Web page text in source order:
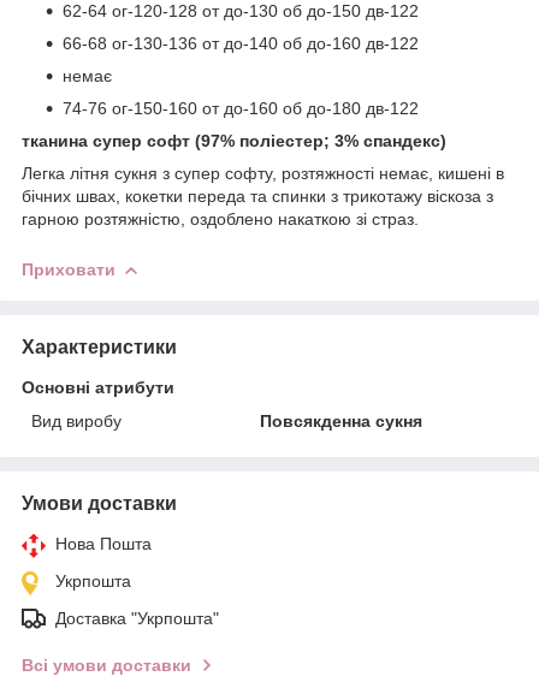
62-64 ог-120-128 от до-130 об до-150 дв-122
66-68 ог-130-136 от до-140 об до-160 дв-122
немає
74-76 ог-150-160 от до-160 об до-180 дв-122
тканина супер софт (97% поліестер; 3% спандекс)
Легка літня сукня з супер софту, розтяжності немає, кишені в
бічних швах, кокетки переда та спинки з трикотажу віскоза з
гарною розтяжністю, оздоблено накаткою зі страз.
Приховати
Характеристики
Основні атрибути
Вид виробу
Повсякденна сукня
Умови доставки
Нова Пошта
Укрпошта
Доставка "Укрпошта"
Всі умови доставки